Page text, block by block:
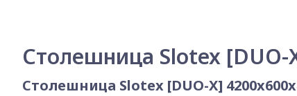
Столешница Slotex
Столешница Slotex [DUO-X]